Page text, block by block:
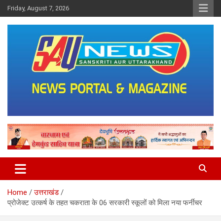
Skip
to
content
Friday, August 7, 2026
saunewsnetwork
Home
उत्तराखंड
प्रोजेक्ट उत्कर्ष के तहत चकराता के 06 सरकारी स्कूलों को मिला नया फर्नीचर